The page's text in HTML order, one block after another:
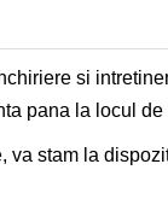
si
pana la locul de
va stam la